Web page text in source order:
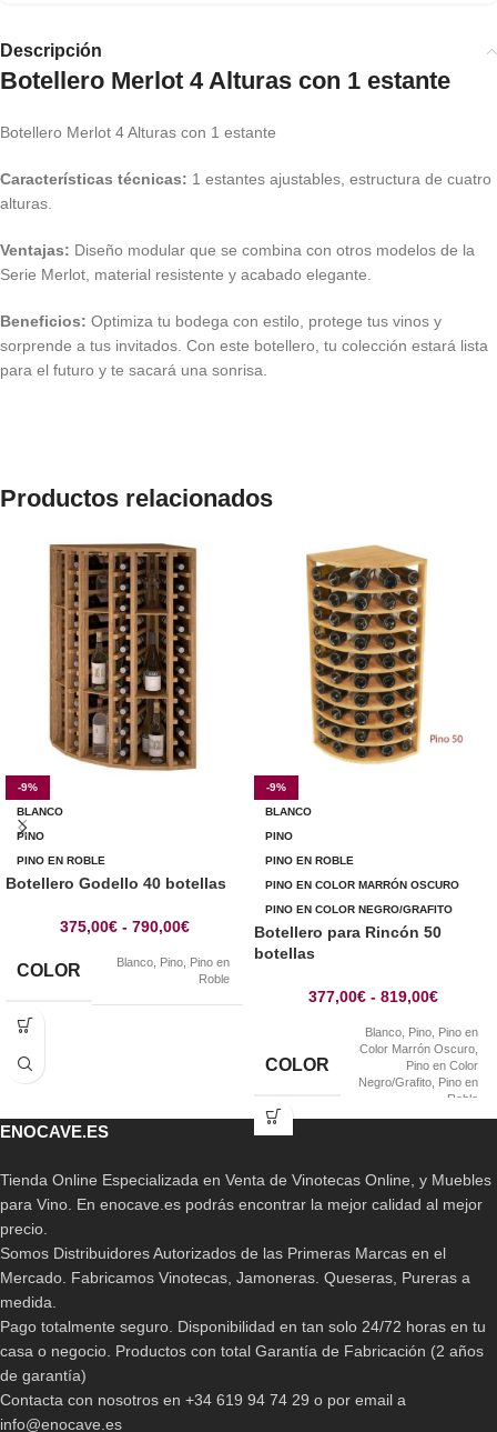
Descripción
Botellero Merlot 4 Alturas con 1 estante
Botellero Merlot 4 Alturas con 1 estante
Características técnicas: 1 estantes ajustables, estructura de cuatro
alturas.
Ventajas: Diseño modular que se combina con otros modelos de la
Serie Merlot, material resistente y acabado elegante.
Beneficios: Optimiza tu bodega con estilo, protege tus vinos y
sorprende a tus invitados. Con este botellero, tu colección estará lista
para el futuro y te sacará una sonrisa.
Productos relacionados
-9%
BLANCO
PINO
PINO EN ROBLE
Botellero Godello 40 botellas
375,00€ - 790,00€
COLOR Blanco Pino Pino en
Roble
-9%
BLANCO
PINO
PINO EN ROBLE
PINO EN COLOR MARRÓN OSCURO
PINO EN COLOR NEGRO/GRAFITO
Botellero para Rincón 50
botellas
377,00€ - 819,00€
COLOR
Blanco Pino Pino en
Color Marrón Oscuro
Pino en Color
Negro/Grafito Pino en
Roble
ENOCAVE.ES
Tienda Online Especializada en Venta de Vinotecas Online, y Muebles
para Vino. En enocave.es podrás encontrar la mejor calidad al mejor
precio.
Somos Distribuidores Autorizados de las Primeras Marcas en el
Mercado. Fabricamos Vinotecas, Jamoneras. Queseras, Pureras a
medida.
Pago totalmente seguro. Disponibilidad en tan solo 24/72 horas en tu
casa o negocio. Productos con total Garantía de Fabricación (2 años
de garantía)
Contacta con nosotros en +34 619 94 74 29 o por email a
info@enocave.es